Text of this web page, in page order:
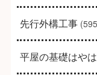
先行外構工事
平屋の基礎はや